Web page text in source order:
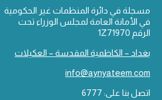
مسجلة في دائرة المنظمات غير الحكومية
في الأمانة العامة لمجلس الوزراء تحت
الرقم 1Z71970
بغداد – الكاظمية المقدسة – العكيلات
info@aynyateem.com
اتصل بنا على: 6777